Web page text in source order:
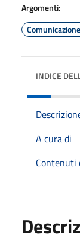
Argomenti:
INDICE
A cura di
Contenuti